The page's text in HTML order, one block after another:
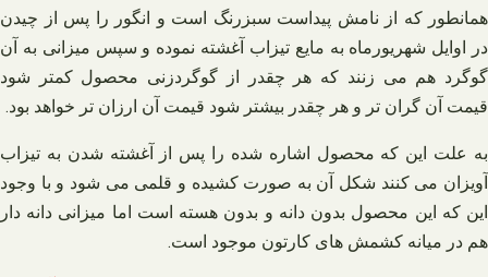
همانطور که از نامش پیداست سبزرنگ است و انگور را پس از چیدن
در اوایل شهریورماه به مایع تیزاب آغشته نموده و سپس میزانی به آن
گوگرد هم می زنند که هر چقدر از گوگردزنی محصول کمتر شود
قیمت آن گران تر و هر چقدر بیشتر شود قیمت آن ارزان تر خواهد بود.
به علت این که محصول اشاره شده را پس از آغشته شدن به تیزاب
آویزان می کنند شکل آن به صورت کشیده و قلمی می شود و با وجود
این که این محصول بدون دانه و بدون هسته است اما میزانی دانه دار
هم در میانه کشمش های کارتون موجود است.